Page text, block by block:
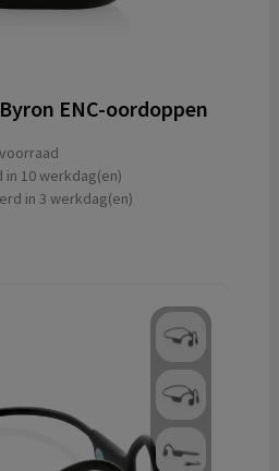
ENC-oordoppen
10 werkdag(en)
in 3 werkdag(en)